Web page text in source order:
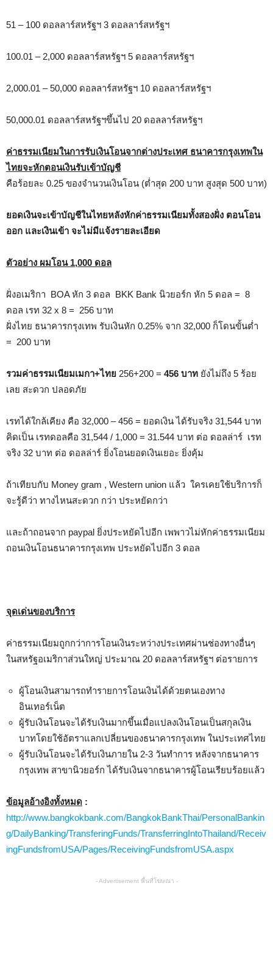
51 – 100 ดอลลาร์สหรัฐฯ 3 ดอลลาร์สหรัฐฯ
100.01 – 2,000 ดอลลาร์สหรัฐฯ 5 ดอลลาร์สหรัฐฯ
2,000.01 – 50,000 ดอลลาร์สหรัฐฯ 10 ดอลลาร์สหรัฐฯ
50,000.01 ดอลลาร์สหรัฐฯขึ้นไป 20 ดอลลาร์สหรัฐฯ
ค่าธรรมเนียมในการรับเงินโอนจากต่างประเทศ ธนาคารกรุงเทพใน
ไทยจะหักตอนเงินรับเข้าบัญชี
คือร้อยละ 0.25 ของจำนวนเงินโอน (ต่ำสุด 200 บาท สูงสุด 500 บาท)
ยอดเงินจะเข้าบัญชีในไทยหลังหักค่าธรรมเนียมทั้งสองฝั่ง ตอนโอน
ออก และเงินเข้า จะไม่มีแจ้งรายละเอียด
ตัวอย่าง ผมโอน 1,000 ดอล
ฝั่งอเมริกา BOA หัก 3 ดอล BKK Bank นิวยอร์ก หัก 5 ดอล = 8
ดอล เรท 32 x 8 = 256 บาท
ฝั่งไทย ธนาคารกรุงเทพ รับเงินหัก 0.25% จาก 32,000 ก็โดนขั้นต่ำ
= 200 บาท
รวมค่าธรรมเนียมเมกา+ไทย 256+200 = 456 บาท ยังไม่ถึง 5 ร้อย
เลย สะดวก ปลอดภัย
เรทได้ใกล้เคียง คือ 32,000 – 456 = ยอดเงิน ได้รับจริง 31,544 บาท
คิดเป็น เรทดอลคือ 31,544 / 1,000 = 31.544 บาท ต่อ ดอลล่าร์ เรท
จริง 32 บาท ต่อ ดอลล่าร์ ยิ่งโอนยอดเงินเยอะ ยิ่งคุ้ม
ถ้าเทียบกับ Money gram , Western union แล้ว ใครเคยใช้บริการก็
จะรู้ดีว่า ทางไหนสะดวก กว่า ประหยัดกว่า
และถ้าถอนจาก paypal ยิ่งประหยัดไปอีก เพพาวไม่หักค่าธรรมเนียม
ถอนเงินโอนธนาคารกรุงเทพ ประหยัดไปอีก 3 ดอล
จุดเด่นของบริการ
ค่าธรรมเนียมถูกกว่าการโอนเงินระหว่างประเทศผ่านช่องทางอื่นๆ
ในสหรัฐอเมริกาส่วนใหญ่ ประมาณ 20 ดอลลาร์สหรัฐฯ ต่อรายการ
ผู้โอนเงินสามารถทำรายการโอนเงินได้ด้วยตนเองทาง
อินเทอร์เน็ต
ผู้รับเงินโอนจะได้รับเงินมากขึ้นเมื่อแปลงเงินโอนเป็นสกุลเงิน
บาทโดยใช้อัตราแลกเปลี่ยนของธนาคารกรุงเทพ ในประเทศไทย
ผู้รับเงินโอนจะได้รับเงินภายใน 2-3 วันทำการ หลังจากธนาคาร
กรุงเทพ สาขานิวยอร์ก ได้รับเงินจากธนาคารผู้โอนเรียบร้อยแล้ว
ข้อมูลอ้างอิงทั้งหมด :
http://www.bangkokbank.com/BangkokBankThai/PersonalBankin
g/DailyBanking/TransferingFunds/TransferringIntoThailand/Receiv
ingFundsfromUSA/Pages/ReceivingFundsfromUSA.aspx
- Advertisement พื้นที่โฆษณา -